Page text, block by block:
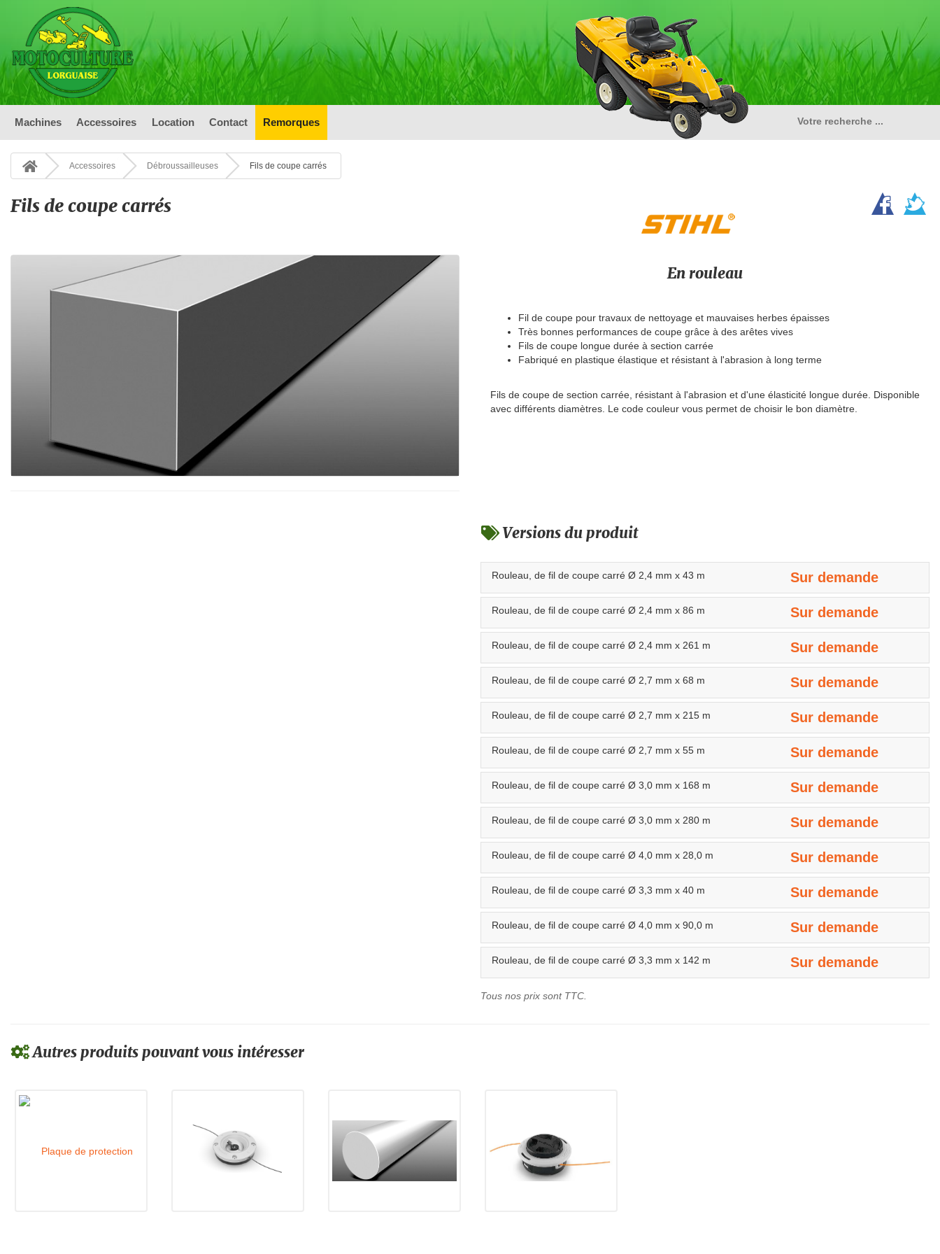
Machines Accessoires Location Contact Remorques
Accessoires Débroussailleuses Fils de coupe carrés
Fils de coupe carrés
En rouleau
Fil de coupe pour travaux de nettoyage et mauvaises herbes épaisses
Très bonnes performances de coupe grâce à des arêtes vives
Fils de coupe longue durée à section carrée
Fabriqué en plastique élastique et résistant à l'abrasion à long terme
Fils de coupe de section carrée, résistant à l'abrasion et d'une élasticité longue durée. Disponible
avec différents diamètres. Le code couleur vous permet de choisir le bon diamètre.
Versions du produit
Rouleau, de fil de coupe carré Ø 2,4 mm x 43 m Sur demande
Rouleau, de fil de coupe carré Ø 2,4 mm x 86 m Sur demande
Rouleau, de fil de coupe carré Ø 2,4 mm x 261 m Sur demande
Rouleau, de fil de coupe carré Ø 2,7 mm x 68 m Sur demande
Rouleau, de fil de coupe carré Ø 2,7 mm x 215 m Sur demande
Rouleau, de fil de coupe carré Ø 2,7 mm x 55 m Sur demande
Rouleau, de fil de coupe carré Ø 3,0 mm x 168 m Sur demande
Rouleau, de fil de coupe carré Ø 3,0 mm x 280 m Sur demande
Rouleau, de fil de coupe carré Ø 4,0 mm x 28,0 m Sur demande
Rouleau, de fil de coupe carré Ø 3,3 mm x 40 m Sur demande
Rouleau, de fil de coupe carré Ø 4,0 mm x 90,0 m Sur demande
Rouleau, de fil de coupe carré Ø 3,3 mm x 142 m Sur demande
Tous nos prix sont TTC.
Autres produits pouvant vous intéresser